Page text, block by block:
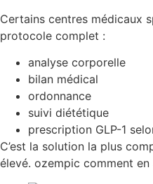
Certains centres médicaux
protocole complet :
analyse corporelle
bilan médical
ordonnance
suivi diététique
prescription GLP-1
C’est la solution la plus
élevé. ozempic comment